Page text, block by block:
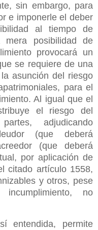
sin embargo, para
e imponerle el deber
al tiempo de
mera posibilidad de
provocará un
se requiere de una
asunción del riesgo
para el
Al igual que el
el riesgo del
adjudicando
(que deberá
(que deberá
por aplicación de
citado artículo 1558,
y otros, pese
no
entendida, permite